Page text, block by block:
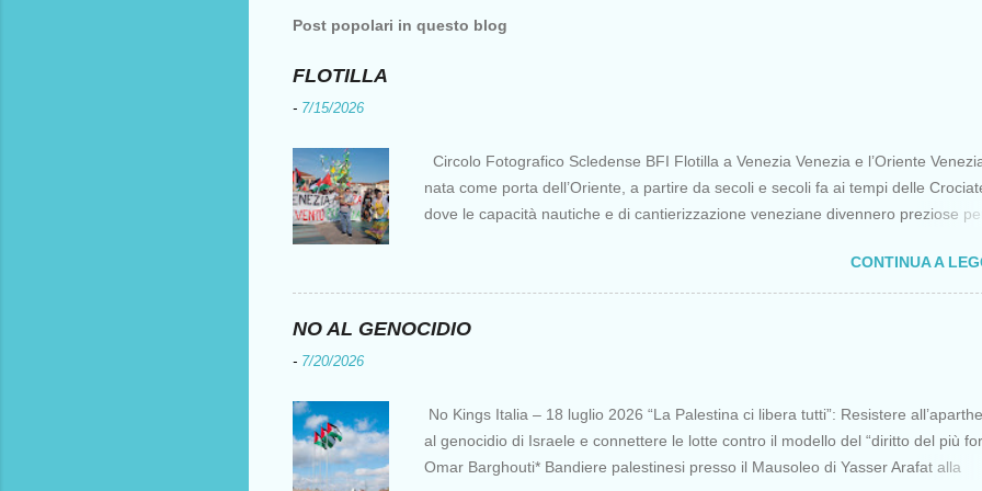
Post popolari in questo blog
FLOTILLA
- 7/15/2026
Circolo Fotografico Scledense BFI Flotilla a Venezia Venezia e l’Oriente
nata come porta dell’Oriente, a partire da secoli e secoli fa ai tempi delle
dove le capacità nautiche e di cantierizzazione veneziane divennero preziose
per ottenere vantaggi strategici fondamentali e alla lunga portarono alla
Costantinopoli, erano i tempi della quarta crociata nei primi anni del Duecento.
al XV secolo Venezia continuò ad avere un ruolo fondamentale nei rapporti tra
natanti è partita da Barcellona il 12 aprile per una missione non violenta che ha
suoi scopi principali quello di portare aiuti a...
CONTINUA A
NO AL GENOCIDIO
- 7/20/2026
No Kings Italia – 18 luglio 2026 “La Palestina ci libera tutti”: Resistere
al genocidio di Israele e connettere le lotte contro il modello del “diritto del più
Omar Barghouti* Bandiere palestinesi presso il Mausoleo di Yasser Arafat alla